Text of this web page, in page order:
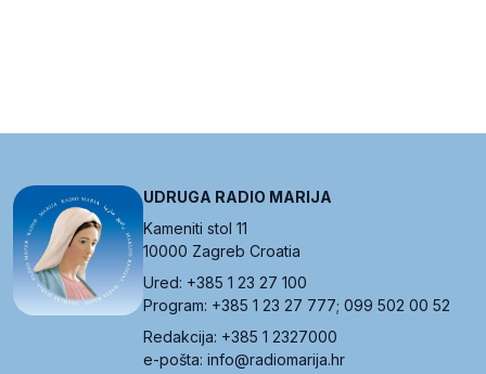
UDRUGA RADIO MARIJA
Kameniti stol 11
10000 Zagreb Croatia
Ured: +385 1 23 27 100
Program: +385 1 23 27 777; 099 502 00 52
Redakcija: +385 1 2327000
e-pošta: info@radiomarija.hr